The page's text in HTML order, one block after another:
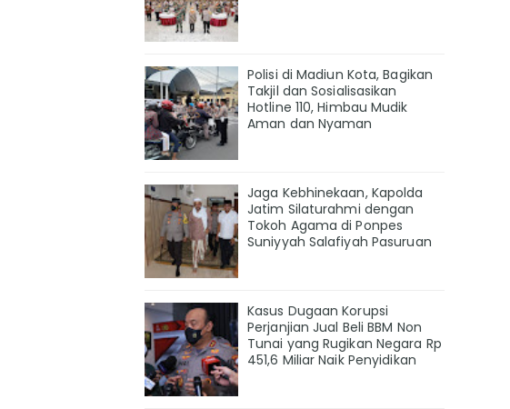
Polisi di Madiun Kota, Bagikan
Takjil dan Sosialisasikan
Hotline 110, Himbau Mudik
Aman dan Nyaman
Jaga Kebhinekaan, Kapolda
Jatim Silaturahmi dengan
Tokoh Agama di Ponpes
Suniyyah Salafiyah Pasuruan
Kasus Dugaan Korupsi
Perjanjian Jual Beli BBM Non
Tunai yang Rugikan Negara Rp
451,6 Miliar Naik Penyidikan